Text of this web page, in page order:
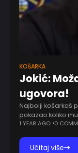
KOŠARKA
Jokić:
ugovora!
Najbolji košarkaš
pokazao koliko
Barem ako je
1 YEAR AGO 0
Učitaj više